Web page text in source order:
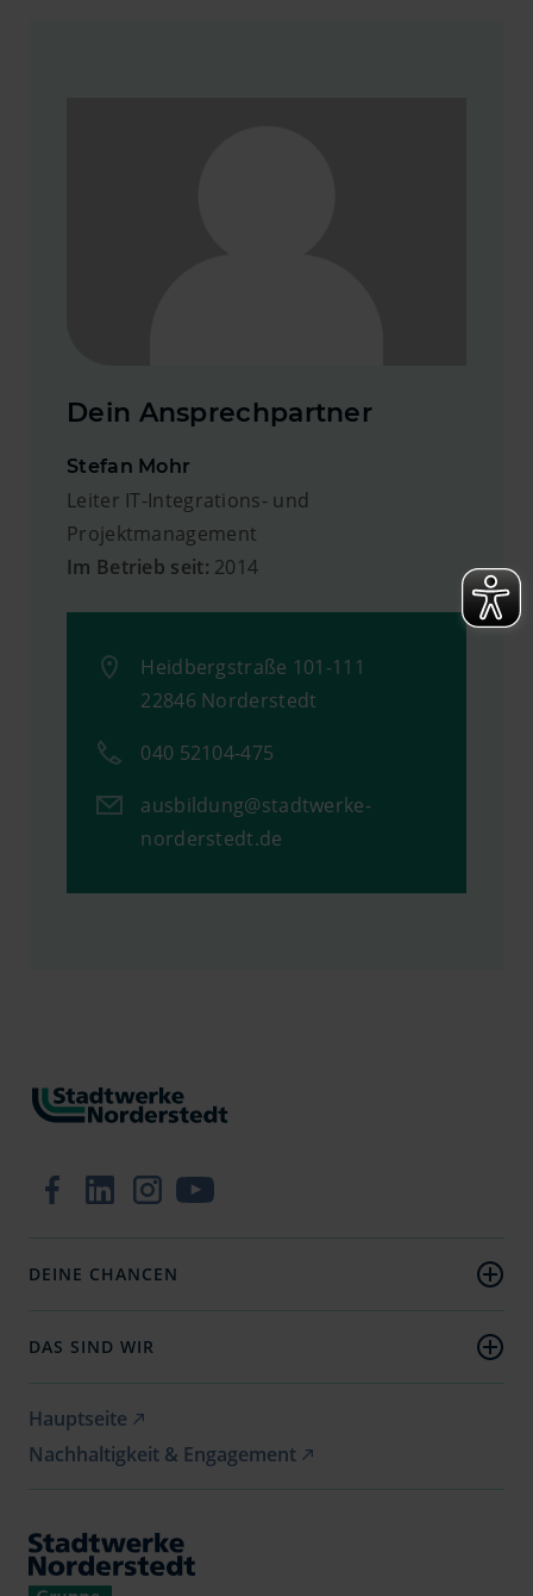
Dein Ansprechpartner
Stefan Mohr
Leiter IT-Integrations- und
Projektmanagement
Im Betrieb seit: 2014
Heidbergstraße 101-111
22846 Norderstedt
040 52104-475
ausbildung@stadtwerke-
norderstedt.de
Zur Facebook-Seite
Zum LinkedIn-Profil
Zum Instagram-Profil
Zum YouTube-Kanal
DEINE CHANCEN
Ausbildung
DAS SIND WIR
Nachhaltigkeit
Hauptseite
Nachhaltigkeit & Engagement